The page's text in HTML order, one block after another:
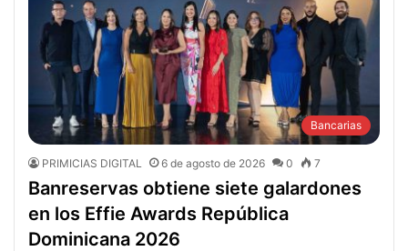
Bancarias
PRIMICIAS DIGITAL 6 de agosto de 2026 0 7
Banreservas obtiene siete galardones
en los Effie Awards República
Dominicana 2026